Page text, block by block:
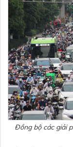
Đồng bộ các giải